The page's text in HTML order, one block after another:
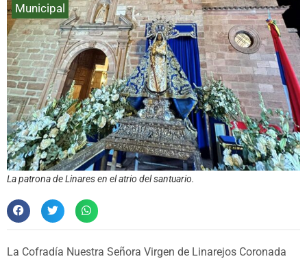
Municipal
La patrona de Linares en el atrio del santuario.
La Cofradía Nuestra Señora Virgen de Linarejos Coronada